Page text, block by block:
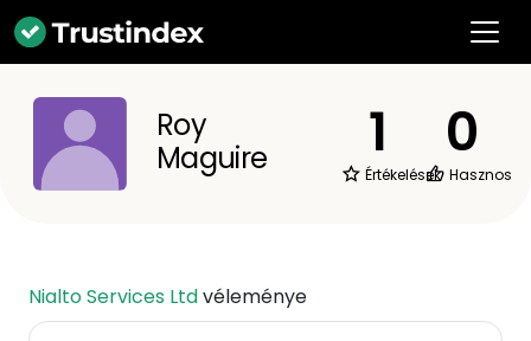
Roy
Maguire
1
Értékelések
0
Hasznos
Nialto Services Ltdvéleménye